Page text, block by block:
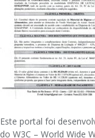
Este portal foi
do W3C – World Wide